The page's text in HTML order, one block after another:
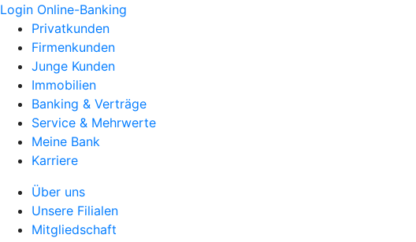
Login Online-Banking
Privatkunden
Firmenkunden
Junge Kunden
Immobilien
Banking & Verträge
Service & Mehrwerte
Meine Bank
Karriere
Über uns
Unsere Filialen
Mitgliedschaft